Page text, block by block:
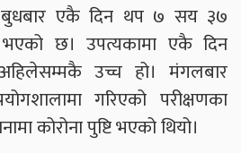
बुधबार एकै दिन थप ७ सय ३७
भएको छ। उपत्यकामा एकै दिन
उच्च हो। मंगलबार
गरिएको परीक्षणका
कोरोना पुष्टि भएको थियो।